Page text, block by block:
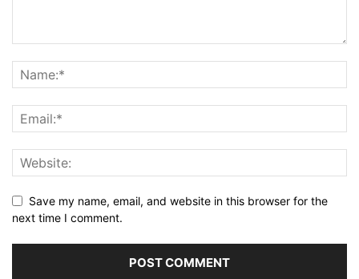
Save my name, email, and website in this browser for the
next time I comment.